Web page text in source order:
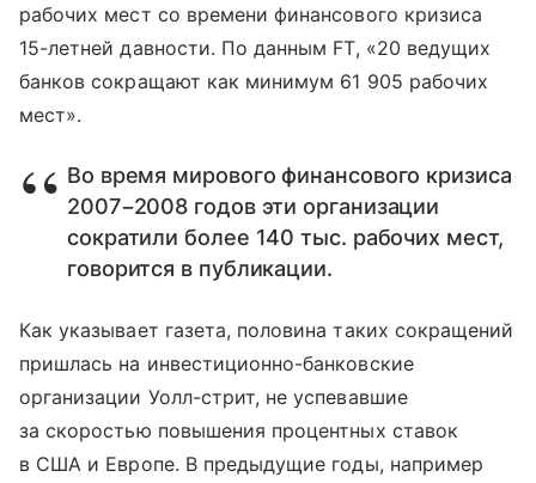
рабочих мест со времени финансового кризиса
15-летней давности. По данным FT, «20 ведущих
банков сокращают как минимум 61 905 рабочих
мест».
Во время мирового финансового кризиса
2007−2008 годов эти организации
сократили более 140 тыс. рабочих мест,
говорится в публикации.
Как указывает газета, половина таких сокращений
пришлась на инвестиционно-банковские
организации Уолл-стрит, не успевавшие
за скоростью повышения процентных ставок
в США и Европе. В предыдущие годы, например